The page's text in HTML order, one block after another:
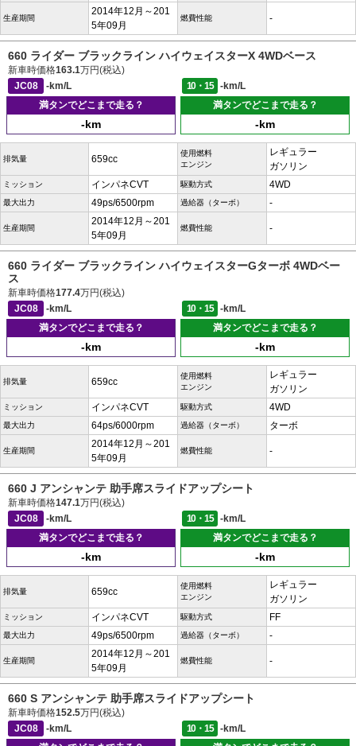
生産期間
2014年12月～201
5年09月
燃費性能 -
660 ライダー ブラックライン ハイウェイスターX 4WDベース
新車時価格163.1万円(税込)
JC08
-km/L 10・15
-km/L
満タンでどこまで走る？
-km
満タンでどこまで走る？
-km
排気量 659cc
使用燃料
エンジン
レギュラー
ガソリン
ミッション インパネCVT 駆動方式 4WD
最大出力 49ps/6500rpm 過給器（ターボ） -
生産期間
2014年12月～201
5年09月
燃費性能 -
660 ライダー ブラックライン ハイウェイスターGターボ 4WDベー
ス
新車時価格177.4万円(税込)
JC08
-km/L 10・15
-km/L
満タンでどこまで走る？
-km
満タンでどこまで走る？
-km
排気量 659cc
使用燃料
エンジン
レギュラー
ガソリン
ミッション インパネCVT 駆動方式 4WD
最大出力 64ps/6000rpm 過給器（ターボ） ターボ
生産期間
2014年12月～201
5年09月
燃費性能 -
660 J アンシャンテ 助手席スライドアップシート
新車時価格147.1万円(税込)
JC08
-km/L 10・15
-km/L
満タンでどこまで走る？
-km
満タンでどこまで走る？
-km
排気量 659cc
使用燃料
エンジン
レギュラー
ガソリン
ミッション インパネCVT 駆動方式 FF
最大出力 49ps/6500rpm 過給器（ターボ） -
生産期間
2014年12月～201
5年09月
燃費性能 -
660 S アンシャンテ 助手席スライドアップシート
新車時価格152.5万円(税込)
JC08
-km/L 10・15
-km/L